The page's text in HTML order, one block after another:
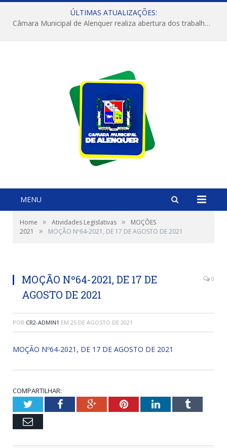
ÚLTIMAS ATUALIZAÇÕES:
Câmara Municipal de Alenquer realiza abertura dos trabalhos do 4º Período Legislativo
MENU
Home » Atividades Legislativas »
MOÇÕES
2021
» MOÇÃO Nº64-2021, DE 17 DE AGOSTO DE 2021
MOÇÃO Nº64-2021, DE 17 DE
AGOSTO DE 2021
0
POR CR2-ADMIN1 EM 25 DE AGOSTO DE 2021
MOÇÃO Nº64-2021, DE 17 DE AGOSTO DE 2021
COMPARTILHAR:
TwitterFacebookGoogle+PinterestLinkedInTumblr
Email